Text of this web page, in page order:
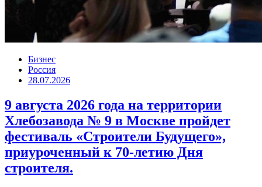
Бизнес
Россия
28.07.2026
9 августа 2026 года на территории
Хлебозавода № 9 в Москве пройдет
фестиваль «Строители Будущего»,
приуроченный к 70-летию Дня
строителя.